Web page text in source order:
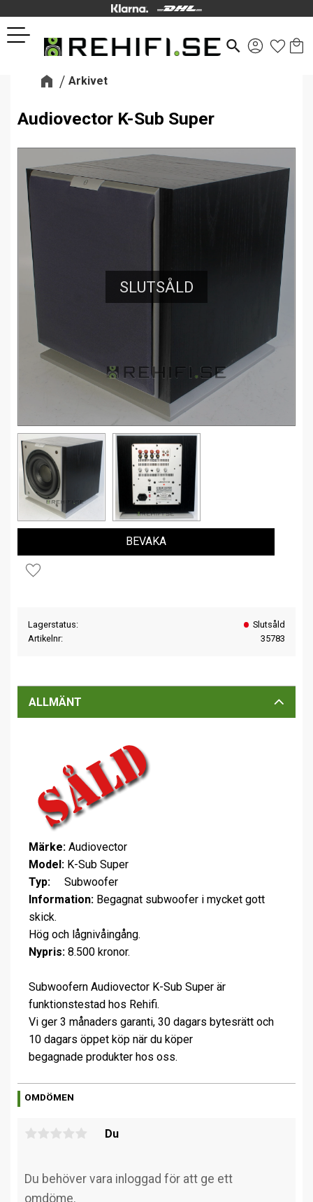
Meny
search
Arkivet
Audiovector K-Sub Super
SLUTSÅLD
Lägg till i favoriter
BEVAKA
Lagerstatus
Slutsåld
Artikelnr
35783
ALLMÄNT
Märke: Audiovector
Model: K-Sub Super
Typ:
Subwoofer
Information: Begagnat subwoofer i mycket gott
skick.
Hög och lågnivåingång.
Nypris: 8.500 kronor.
Subwoofern Audiovector K-Sub Super är
funktionstestad hos Rehifi.
Vi ger 3 månaders garanti, 30 dagars bytesrätt och
10 dagars öppet köp när du köper
begagnade produkter hos oss.
OMDÖMEN
Du